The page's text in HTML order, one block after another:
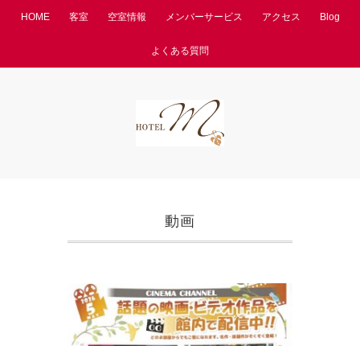
HOME 客室 空室情報 メンバーサービス アクセス Blog
よくある質問
動画